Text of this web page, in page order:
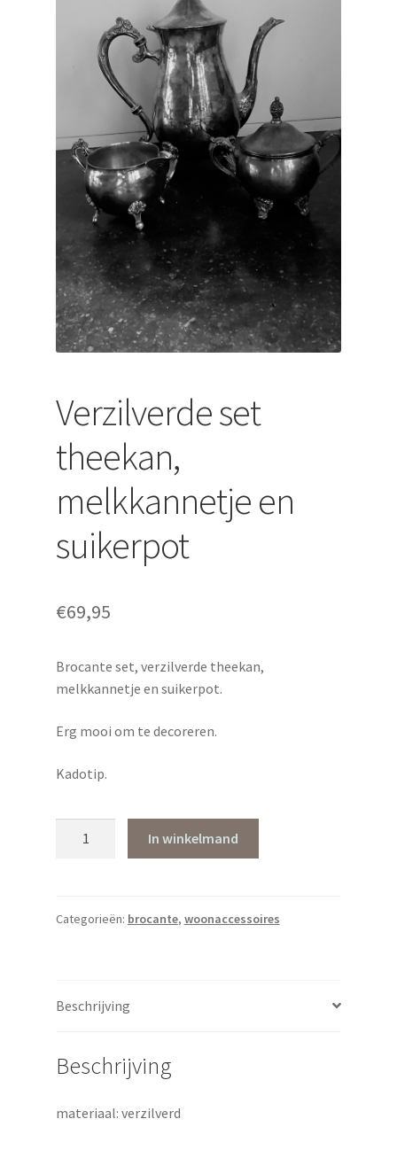
Verzilverde set
theekan,
melkkannetje en
suikerpot
€69,95
Brocante set, verzilverde theekan,
melkkannetje en suikerpot.
Erg mooi om te decoreren.
Kadotip.
en
In winkelmand
Categorieën: brocante, woonaccessoires
Beschrijving
Beschrijving
materiaal: verzilverd